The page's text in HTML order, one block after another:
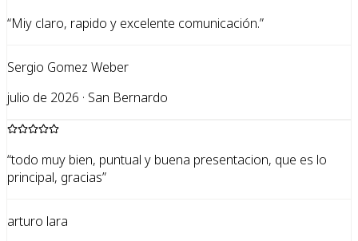
“Miy claro, rapido y excelente comunicación.”
Sergio Gomez Weber
julio de 2026 · San Bernardo
“todo muy bien, puntual y buena presentacion, que es lo
principal, gracias”
arturo lara